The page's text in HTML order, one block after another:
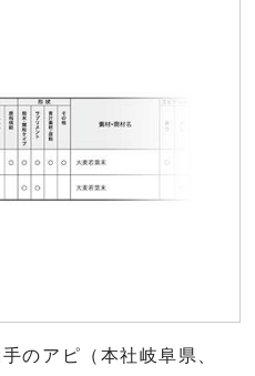
のアピ（本社岐阜県、